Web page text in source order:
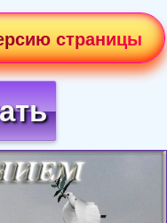
страницы